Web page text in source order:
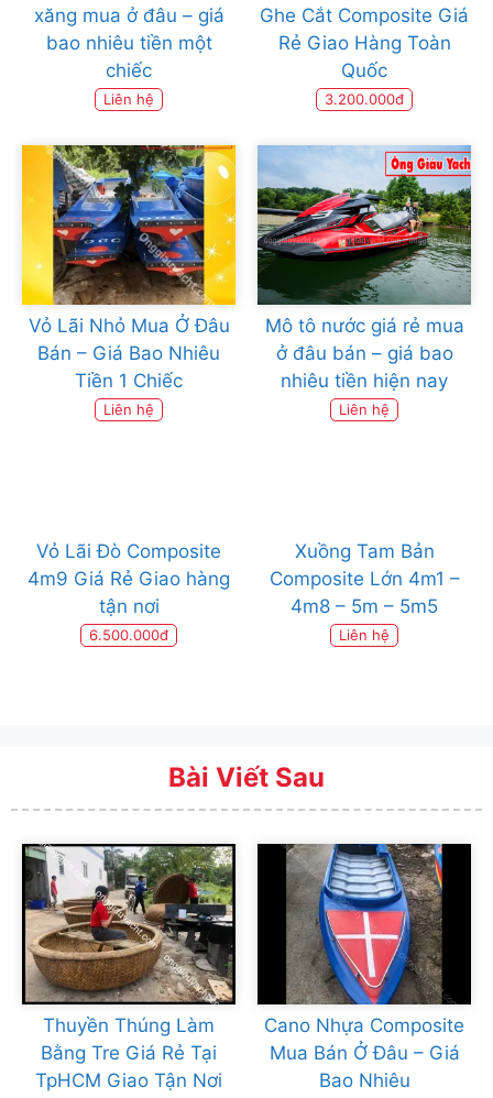
xăng mua ở đâu – giá
bao nhiêu tiền một
chiếc
Liên hệ
Ghe Cắt Composite Giá
Rẻ Giao Hàng Toàn
Quốc
3.200.000đ
Vỏ Lãi Nhỏ Mua Ở Đâu
Bán – Giá Bao Nhiêu
Tiền 1 Chiếc
Liên hệ
Mô tô nước giá rẻ mua
ở đâu bán – giá bao
nhiêu tiền hiện nay
Liên hệ
Vỏ Lãi Đò Composite
4m9 Giá Rẻ Giao hàng
tận nơi
6.500.000đ
Xuồng Tam Bản
Composite Lớn 4m1 –
4m8 – 5m – 5m5
Liên hệ
Bài Viết Sau
Thuyền Thúng Làm
Bằng Tre Giá Rẻ Tại
TpHCM Giao Tận Nơi
Cano Nhựa Composite
Mua Bán Ở Đâu – Giá
Bao Nhiêu